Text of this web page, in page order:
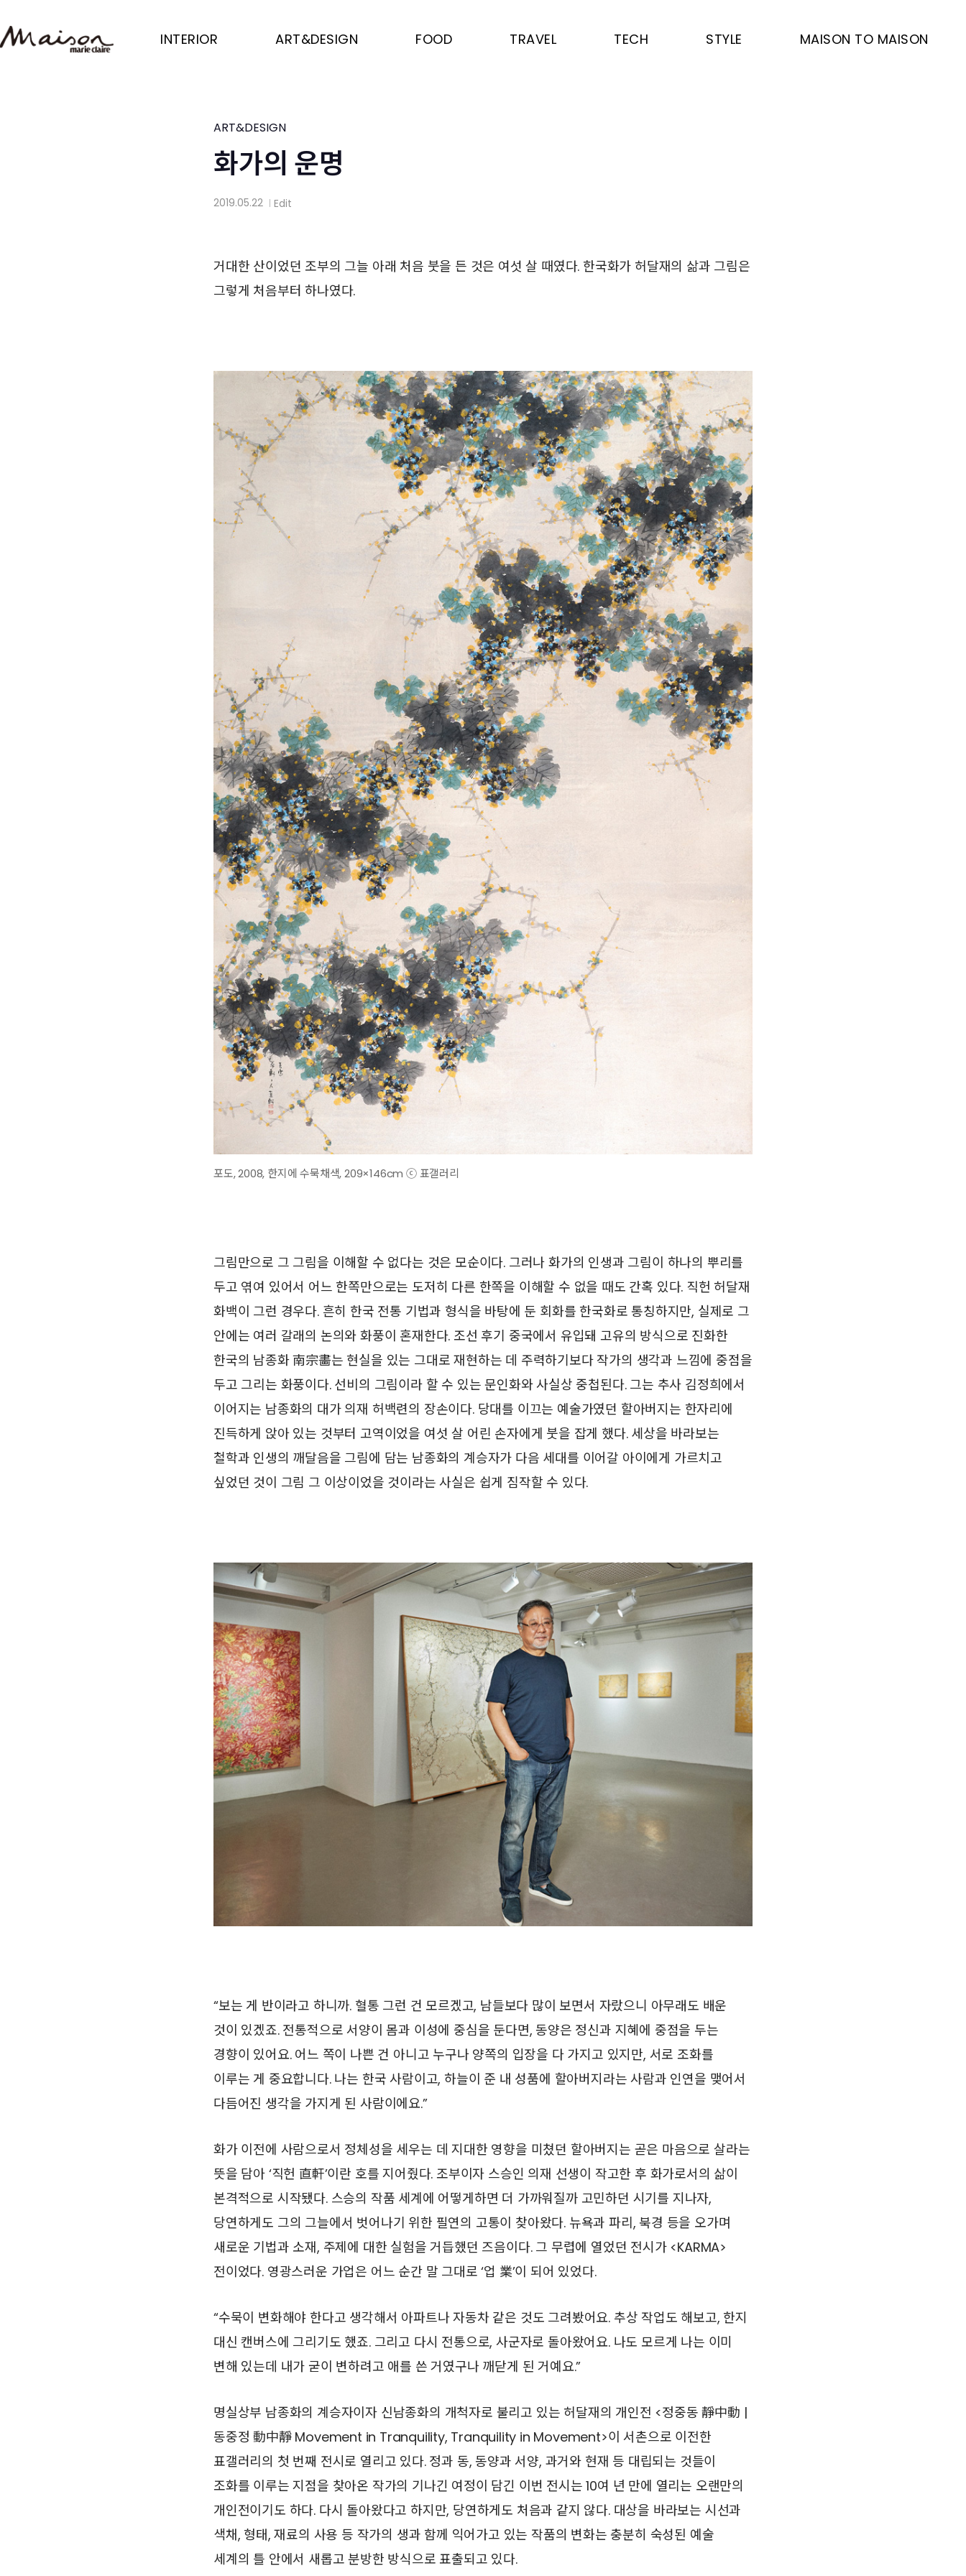
to
main
INTERIOR ART&DESIGN FOOD TRAVEL TECH STYLE MAISON TO MAISON
ART&DESIGN
화가의 운명
2019.05.22 Edit
거대한 산이었던 조부의 그늘 아래 처음 붓을 든 것은 여섯 살 때였다. 한국화가 허달재의 삶과 그림은
그렇게 처음부터 하나였다.
포도, 2008, 한지에 수묵채색, 209×146cm ⓒ 표갤러리
그림만으로 그 그림을 이해할 수 없다는 것은 모순이다. 그러나 화가의 인생과 그림이 하나의 뿌리를
두고 엮여 있어서 어느 한쪽만으로는 도저히 다른 한쪽을 이해할 수 없을 때도 간혹 있다. 직헌 허달재
화백이 그런 경우다. 흔히 한국 전통 기법과 형식을 바탕에 둔 회화를 한국화로 통칭하지만, 실제로 그
안에는 여러 갈래의 논의와 화풍이 혼재한다. 조선 후기 중국에서 유입돼 고유의 방식으로 진화한
한국의 남종화 南宗畵는 현실을 있는 그대로 재현하는 데 주력하기보다 작가의 생각과 느낌에 중점을
두고 그리는 화풍이다. 선비의 그림이라 할 수 있는 문인화와 사실상 중첩된다. 그는 추사 김정희에서
이어지는 남종화의 대가 의재 허백련의 장손이다. 당대를 이끄는 예술가였던 할아버지는 한자리에
진득하게 앉아 있는 것부터 고역이었을 여섯 살 어린 손자에게 붓을 잡게 했다. 세상을 바라보는
철학과 인생의 깨달음을 그림에 담는 남종화의 계승자가 다음 세대를 이어갈 아이에게 가르치고
싶었던 것이 그림 그 이상이었을 것이라는 사실은 쉽게 짐작할 수 있다.
“보는 게 반이라고 하니까. 혈통 그런 건 모르겠고, 남들보다 많이 보면서 자랐으니 아무래도 배운
것이 있겠죠. 전통적으로 서양이 몸과 이성에 중심을 둔다면, 동양은 정신과 지혜에 중점을 두는
경향이 있어요. 어느 쪽이 나쁜 건 아니고 누구나 양쪽의 입장을 다 가지고 있지만, 서로 조화를
이루는 게 중요합니다. 나는 한국 사람이고, 하늘이 준 내 성품에 할아버지라는 사람과 인연을 맺어서
다듬어진 생각을 가지게 된 사람이에요.”
화가 이전에 사람으로서 정체성을 세우는 데 지대한 영향을 미쳤던 할아버지는 곧은 마음으로 살라는
뜻을 담아 ‘직헌 直軒’이란 호를 지어줬다. 조부이자 스승인 의재 선생이 작고한 후 화가로서의 삶이
본격적으로 시작됐다. 스승의 작품 세계에 어떻게하면 더 가까워질까 고민하던 시기를 지나자,
당연하게도 그의 그늘에서 벗어나기 위한 필연의 고통이 찾아왔다. 뉴욕과 파리, 북경 등을 오가며
새로운 기법과 소재, 주제에 대한 실험을 거듭했던 즈음이다. 그 무렵에 열었던 전시가 <KARMA>
전이었다. 영광스러운 가업은 어느 순간 말 그대로 ‘업 業’이 되어 있었다.
“수묵이 변화해야 한다고 생각해서 아파트나 자동차 같은 것도 그려봤어요. 추상 작업도 해보고, 한지
대신 캔버스에 그리기도 했죠. 그리고 다시 전통으로, 사군자로 돌아왔어요. 나도 모르게 나는 이미
변해 있는데 내가 굳이 변하려고 애를 쓴 거였구나 깨닫게 된 거예요.”
명실상부 남종화의 계승자이자 신남종화의 개척자로 불리고 있는 허달재의 개인전 <정중동 靜中動 |
동중정 動中靜 Movement in Tranquility, Tranquility in Movement>이 서촌으로 이전한
표갤러리의 첫 번째 전시로 열리고 있다. 정과 동, 동양과 서양, 과거와 현재 등 대립되는 것들이
조화를 이루는 지점을 찾아온 작가의 기나긴 여정이 담긴 이번 전시는 10여 년 만에 열리는 오랜만의
개인전이기도 하다. 다시 돌아왔다고 하지만, 당연하게도 처음과 같지 않다. 대상을 바라보는 시선과
색채, 형태, 재료의 사용 등 작가의 생과 함께 익어가고 있는 작품의 변화는 충분히 숙성된 예술
세계의 틀 안에서 새롭고 분방한 방식으로 표출되고 있다.